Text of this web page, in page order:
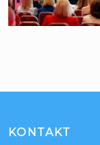
KONTAKT